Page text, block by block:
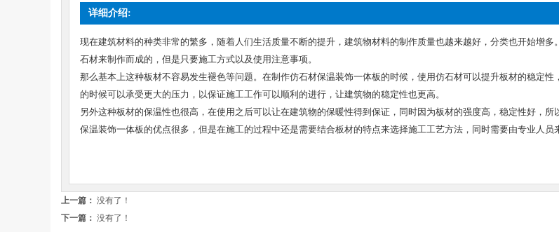
详细介绍:
现在建筑材料的种类非常的繁多，随着人们生活质量不断的提升，建筑物材料的制作质量也越来越好，分类也开始增
石材来制作而成的，但是只要施工方式以及使用注意事项。
那么基本上这种板材不容易发生褪色等问题。在制作仿石材保温装饰一体板的时候，使用仿石材可以提升板材的稳定
的时候可以承受更大的压力，以保证施工工作可以顺利的进行，让建筑物的稳定性也更高。
另外这种板材的保温性也很高，在使用之后可以让在建筑物的保暖性得到保证，同时因为板材的强度高，稳定性好，
保温装饰一体板的优点很多，但是在施工的过程中还是需要结合板材的特点来选择施工工艺方法，同时需要由专业人
上一篇： 没有了！
下一篇： 没有了！